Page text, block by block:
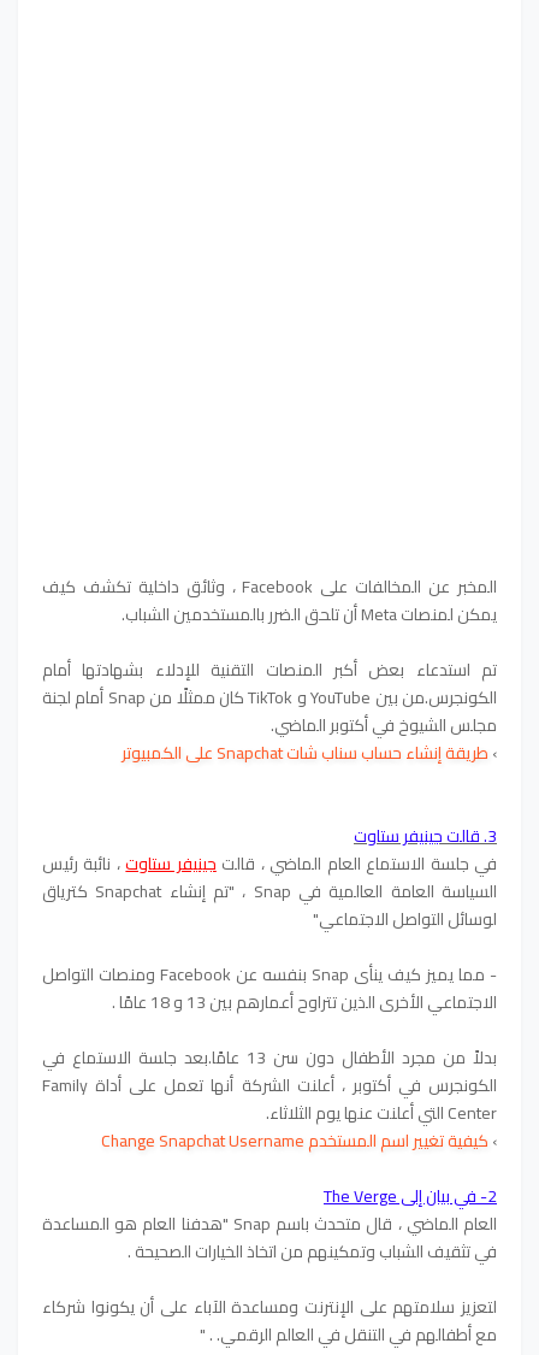
المخبر عن المخالفات على Facebook ، وثائق داخلية تكشف كيف
يمكن لمنصات Meta أن تلحق الضرر بالمستخدمين الشباب.
تم استدعاء بعض أكبر المنصات التقنية للإدلاء بشهادتها أمام
الكونجرس.من بين YouTube و TikTok كان ممثلًا من Snap أمام لجنة
مجلس الشيوخ في أكتوبر الماضي.
›طريقة إنشاء حساب سناب شات Snapchat على الكمبيوتر
3.قالتجينيفر ستاوت
في جلسة الاستماع العام الماضي ، قالتجينيفر ستاوت، نائبة رئيس
السياسة العامة العالمية في Snap ، "تم إنشاء Snapchat كترياق
لوسائل التواصل الاجتماعي"
- مما يميز كيف ينأى Snap بنفسه عن Facebook ومنصات التواصل
الاجتماعي الأخرىالذين تتراوح أعمارهم بين 13 و 18 عامًا .
بدلاً من مجرد الأطفال دون سن 13 عامًا.بعد جلسة الاستماع في
الكونجرس في أكتوبر ، أعلنت الشركة أنها تعمل على أداة Family
Center التي أعلنت عنها يوم الثلاثاء.
›كيفية تغيير اسم المستخدم Change Snapchat Username
2- في بيان إلى The Verge
العام الماضي ، قال متحدث باسم Snap "هدفنا العام هو المساعدة
في تثقيف الشباب وتمكينهم من اتخاذ الخيارات الصحيحة .
لتعزيز سلامتهم على الإنترنت ومساعدة الآباء على أن يكونوا شركاء
مع أطفالهم في التنقل في العالم الرقمي. . "